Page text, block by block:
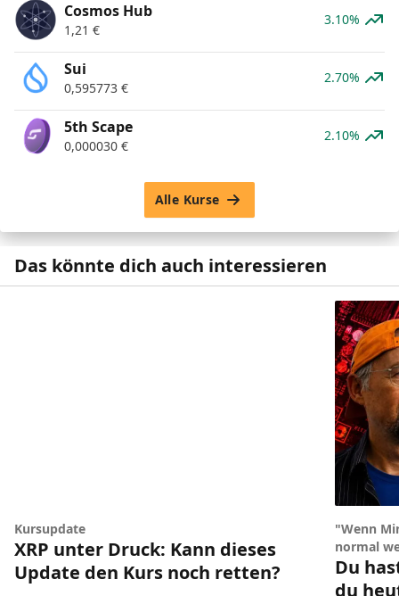
Cosmos Hub
1,21 €
3.10%
Sui
0,595773 €
2.70%
5th Scape
0,000030 €
2.10%
Alle Kurse
Das könnte dich auch interessieren
Kursupdate
XRP unter Druck: Kann dieses
Update den Kurs noch retten?
"Wenn
normal
Du
du